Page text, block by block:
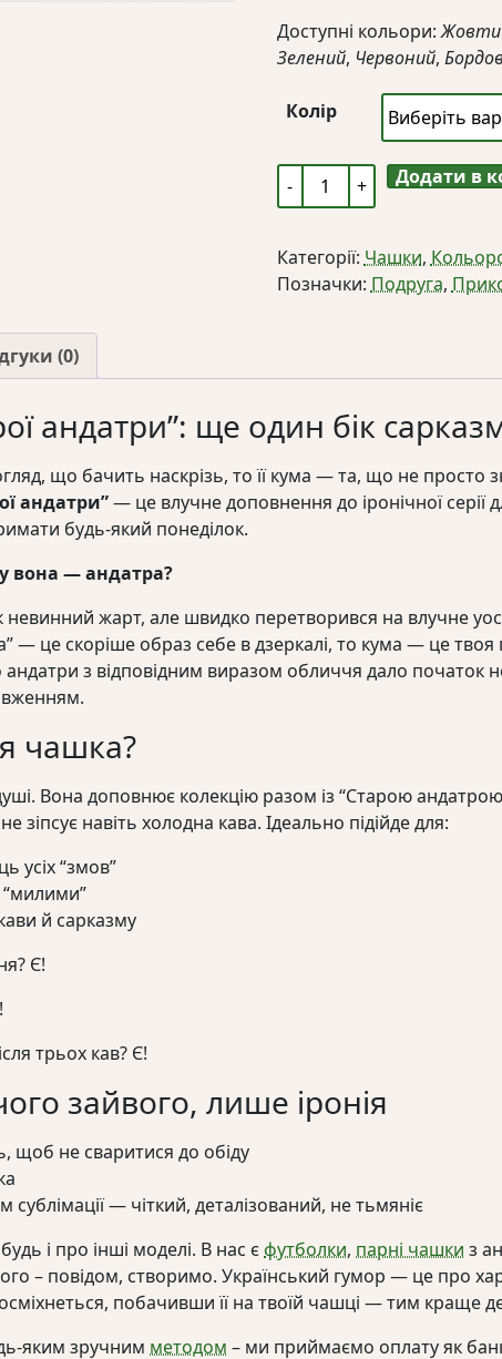
Доступні кольори:
Зелений, Червоний,
Колір
Чашка
"Кума
андатри"
кількість
Додати в
Категорії: Чашки,
Позначки: Подруга,
(0)
андатри”: ще один бік
що бачить наскрізь, то її кума — та, що не просто
андатри”— це влучне доповнення до іронічної серії
будь-який понеділок.
вона — андатра?
жарт, але швидко перетворився на влучне
— це скоріше образ себе в дзеркалі, то кума — це
з відповідним виразом обличчя дало початок
чашка?
Вона доповнює колекцію разом із “Старою
зіпсує навіть холодна кава. Ідеально підійде для:
усіх “змов”
“милими”
й сарказму
Є!
трьох кав? Є!
зайвого, лише іронія
щоб не сваритися до обіду
— чіткий, деталізований, не тьмяніє
і про інші моделі. В нас єфутболки, парні чашки з
– повідом, створимо. Український гумор — це про
побачивши її на твоїй чашці — тим краще
яким зручним методом – ми приймаємо оплату як